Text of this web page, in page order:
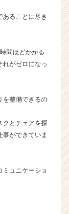
あることに尽き
間ほどかかる
れがゼロになっ
を整備できるの
クとチェアを探
ができていま
ュニケーショ